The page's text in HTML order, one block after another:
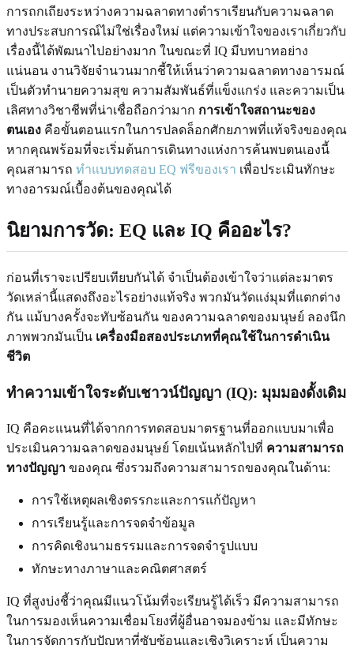
การถกเถียงระหว่างความฉลาดทางตำราเรียนกับความฉลาด
ทางประสบการณ์ไม่ใช่เรื่องใหม่ แต่ความเข้าใจของเราเกี่ยวกับ
เรื่องนี้ได้พัฒนาไปอย่างมาก ในขณะที่ IQ มีบทบาทอย่าง
แน่นอน งานวิจัยจำนวนมากชี้ให้เห็นว่าความฉลาดทางอารมณ์
เป็นตัวทำนายความสุข ความสัมพันธ์ที่แข็งแกร่ง และความเป็น
เลิศทางวิชาชีพที่น่าเชื่อถือกว่ามาก การเข้าใจสถานะของ
ตนเอง คือขั้นตอนแรกในการปลดล็อกศักยภาพที่แท้จริงของคุณ
หากคุณพร้อมที่จะเริ่มต้นการเดินทางแห่งการค้นพบตนเองนี้
คุณสามารถ ทำแบบทดสอบ EQ ฟรีของเรา เพื่อประเมินทักษะ
ทางอารมณ์เบื้องต้นของคุณได้
นิยามการวัด: EQ และ IQ คืออะไร?
ก่อนที่เราจะเปรียบเทียบกันได้ จำเป็นต้องเข้าใจว่าแต่ละมาตร
วัดเหล่านี้แสดงถึงอะไรอย่างแท้จริง พวกมันวัดแง่มุมที่แตกต่าง
กัน แม้บางครั้งจะทับซ้อนกัน ของความฉลาดของมนุษย์ ลองนึก
ภาพพวกมันเป็น เครื่องมือสองประเภทที่คุณใช้ในการดำเนิน
ชีวิต
ทำความเข้าใจระดับเชาวน์ปัญญา (IQ): มุมมองดั้งเดิม
IQ คือคะแนนที่ได้จากการทดสอบมาตรฐานที่ออกแบบมาเพื่อ
ประเมินความฉลาดของมนุษย์ โดยเน้นหลักไปที่ ความสามารถ
ทางปัญญา ของคุณ ซึ่งรวมถึงความสามารถของคุณในด้าน:
การใช้เหตุผลเชิงตรรกะและการแก้ปัญหา
การเรียนรู้และการจดจำข้อมูล
การคิดเชิงนามธรรมและการจดจำรูปแบบ
ทักษะทางภาษาและคณิตศาสตร์
IQ ที่สูงบ่งชี้ว่าคุณมีแนวโน้มที่จะเรียนรู้ได้เร็ว มีความสามารถ
ในการมองเห็นความเชื่อมโยงที่ผู้อื่นอาจมองข้าม และมีทักษะ
ในการจัดการกับปัญหาที่ซับซ้อนและเชิงวิเคราะห์ เป็นความ